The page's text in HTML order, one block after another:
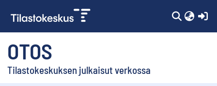
OTOS
Tilastokeskuksen julkaisut verkossa